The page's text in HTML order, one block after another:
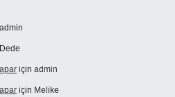
admin
Dede
için admin
için Melike